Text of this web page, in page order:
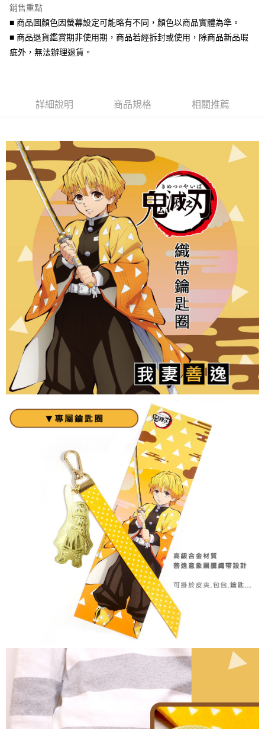
聯邦商業銀行
元大商業銀行
永豐商業銀行
台新國際商業銀行
中國信託商業銀行
台灣樂天信用卡公司
匯豐（台灣）商業銀行
聯邦商業銀行
遠東國際商業銀行
元大商業銀行
永豐商業銀行
玉山商業銀行
街口支付
悠遊付
【關於「AFTEE先享後付」】
１．簡單：不需註冊會員、不需綁卡、不需儲值。
２．便利：只要手機號碼，簡訊認證，即可結帳。
３．安心：先確認商品／服務後，再付款。
【「AFTEE先享後付」結帳流程】
１．於結帳方式選擇「AFTEE先享後付」後，將跳轉至「AFTEE先享後付」
結帳頁面，進行簡訊認證並確認金額後，即可完成結帳。
２．訂單成立數日內，您將收到繳費通知簡訊。
３．收到繳費通知簡訊後14天內，點擊此簡訊中的連結，可透過四大超商／
ATM／網路銀行／等多元方式進行付款，方視為交易完成。
※ 請注意：結帳手續完成當下不需立刻繳費，但若您需要取消訂單，請聯絡
購買商品的店家。未經商家同意取消之訂單仍視為有效，需透過AFTEE先享
後付繳納相關費用。
※ 交易是否成功請以「AFTEE先享後付 」之結帳頁面顯示為準，若有關於
是否繳費成功／繳費後需取消欲退款等相關疑問，請聯繫「AFTEE先享後付
客戶支援中心」 https://netprotections.freshdesk.com/support/home
【注意事項】
１．透過由恩沛科技股份有限公司提供之「AFTEE先享後付」服務完成之交
易，需依本服務之必要範圍內提供個人資料，並將交易相關給付款項請求債
權轉讓予恩沛科技股份有限公司。
２．關於個人資料處理事宜，請瀏覽以下網址：
https://aftee.tw/terms/#terms3
３．未成年的使用者請事先徵得法定代理人或監護人之同意方可使用
任。
４．使用「AFTEE先享後付」時，將依據個別帳號之用戶狀況，依本公司即
時審查核予不同之上限額度；若仍有額度不足之情形，本公司將視審查結果
５．嚴禁一人註冊多個帳號或使用他人資訊註冊。若發現惡意使用之情形，
恩沛科技股份有限公司將有權停止該用戶之使用額度並採取法律行動。
貨到付款
運送方式
全家取貨付款
每筆NT$60，滿NT$1,500(含以上)免運費
付款後全家取貨
每筆NT$60，滿NT$1,500(含以上)免運費
7-11取貨付款
每筆NT$60，滿NT$1,500(含以上)免運費
付款後7-11取貨
每筆NT$60，滿NT$1,500(含以上)免運費
每筆NT$60，滿NT$1,500(含以上)免運費
付款後門市自取
免運費
貨到付款
國家/地區配送
銷售重點
■ 商品圖顏色因螢幕設定可能略有不同，顏色以商品實體為準。
■ 商品退貨鑑賞期非使用期，商品若經拆封或使用，除商品新品瑕
疵外，無法辦理退貨。
詳細說明 商品規格 相關推薦